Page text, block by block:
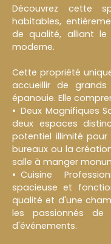
Découvrez cette
habitables,
de qualité, alliant
moderne.
Cette propriété
accueillir de
épanouie. Elle
Deux Magnifiques
deux espaces
potentiel illimité
bureaux ou la
salle à manger
Cuisine
spacieuse et
qualité et d'une
les passionnés de
d'événements.